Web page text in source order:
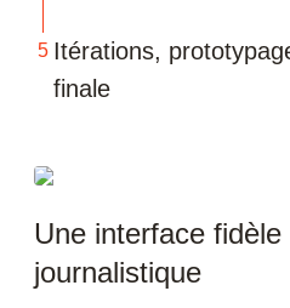
Itérations,
finale
Une interface fidèle
journalistique